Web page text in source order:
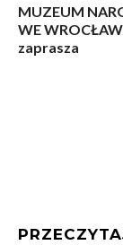
MUZEUM
WE
zaprasza